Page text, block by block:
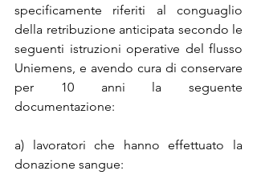
specificamente riferiti al conguaglio
della retribuzione anticipata secondo le
seguenti istruzioni operative del flusso
Uniemens, e avendo cura di conservare
per 10 anni la seguente
documentazione:
a) lavoratori che hanno effettuato la
donazione sangue: